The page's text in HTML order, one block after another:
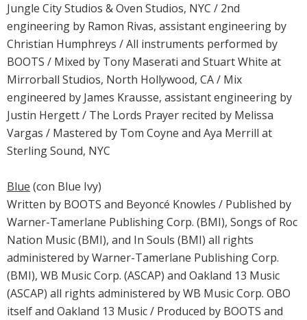
Jungle City Studios & Oven Studios, NYC / 2nd
engineering by Ramon Rivas, assistant engineering by
Christian Humphreys / All instruments performed by
BOOTS / Mixed by Tony Maserati and Stuart White at
Mirrorball Studios, North Hollywood, CA / Mix
engineered by James Krausse, assistant engineering by
Justin Hergett / The Lords Prayer recited by Melissa
Vargas / Mastered by Tom Coyne and Aya Merrill at
Sterling Sound, NYC
Blue (con Blue Ivy)
Written by BOOTS and Beyoncé Knowles / Published by
Warner-Tamerlane Publishing Corp. (BMI), Songs of Roc
Nation Music (BMI), and In Souls (BMI) all rights
administered by Warner-Tamerlane Publishing Corp.
(BMI), WB Music Corp. (ASCAP) and Oakland 13 Music
(ASCAP) all rights administered by WB Music Corp. OBO
itself and Oakland 13 Music / Produced by BOOTS and